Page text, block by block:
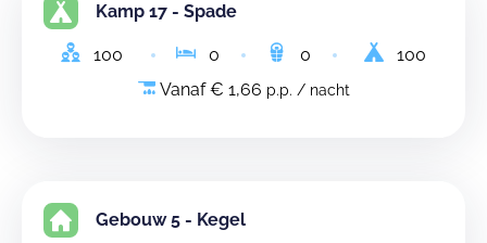
Kamp 17 - Spade
100 0 0
100
Vanaf € 1,66 p.p. / nacht
Gebouw 5 - Kegel